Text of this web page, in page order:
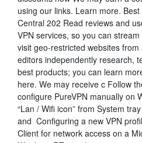
using our links. Learn more.
Central 202 Read reviews and
VPN services, so you can
visit geo-restricted websites
editors independently research,
best products; you can learn
here. We may receive c Follow
configure PureVPN manually on
“Lan / Wifi icon” from System
and Configuring a new VPN
Client for network access on a